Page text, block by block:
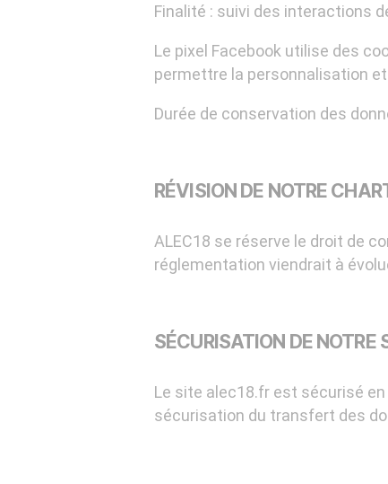
Finalité : suivi des interactions
Le pixel Facebook utilise des
permettre la personnalisation
Durée de conservation des
RÉVISION DE NOTRE
ALEC18 se réserve le droit de
réglementation viendrait à
SÉCURISATION DE NOTRE
Le site alec18.fr est sécurisé
sécurisation du transfert des